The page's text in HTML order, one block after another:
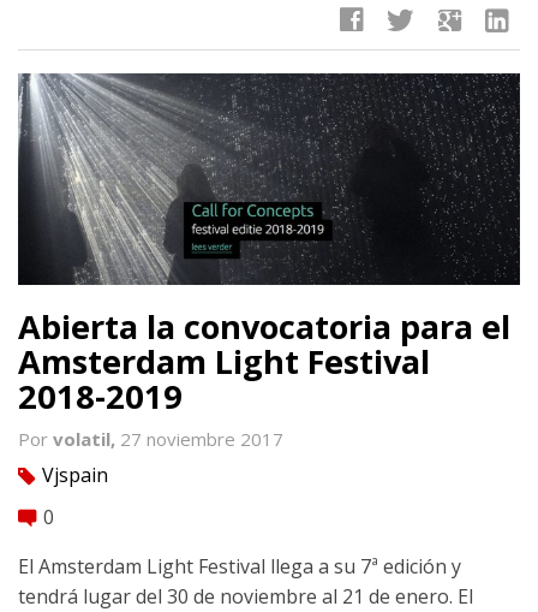
facebook twitter google linkedin
Abierta la convocatoria para el
Amsterdam Light Festival
2018-2019
Por volatil, 27 noviembre 2017
tag Vjspain
comment 0
El Amsterdam Light Festival llega a su 7ª edición y
tendrá lugar del 30 de noviembre al 21 de enero. El